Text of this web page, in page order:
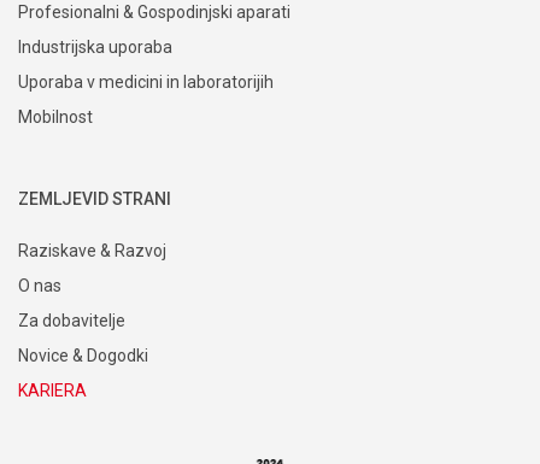
Profesionalni & Gospodinjski aparati
Industrijska uporaba
Uporaba v medicini in laboratorijih
Mobilnost
ZEMLJEVID STRANI
Raziskave & Razvoj
O nas
Za dobavitelje
Novice & Dogodki
KARIERA